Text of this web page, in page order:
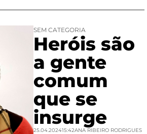
SEM CATEGORIA
Heróis são
a gente
comum
que se
insurge
25.04.202415:42ANA RIBEIRO RODRIGUES